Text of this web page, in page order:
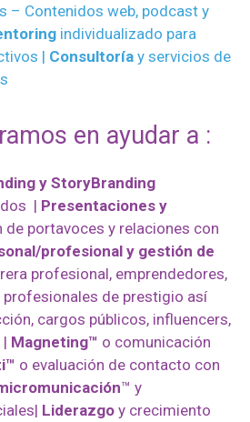
– Contenidos web, podcast y
individualizado para
| Consultoría y servicios de
en ayudar a :
y StoryBranding
| Presentaciones y
de portavoces y relaciones con
profesional y gestión de
profesional, emprendedores,
profesionales de prestigio así
cargos públicos, influencers,
Magneting™ o comunicación
o evaluación de contacto con
™ y
Liderazgo y crecimiento